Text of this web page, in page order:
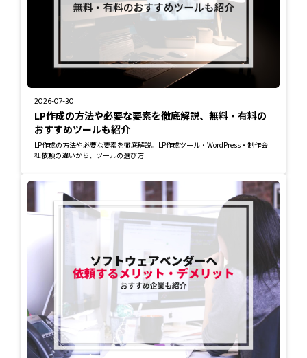
2026-07-30
LP作成の方法や必要な要素を徹底解説、無料・有料の
おすすめツールも紹介
LP作成の方法や必要な要素を徹底解説。LP作成ツール・WordPress・制作会
社依頼の違いから、ツールの選び方...